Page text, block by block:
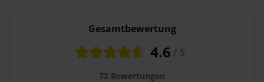
Gesamtbewertung
4.6 / 5
72 Bewertungen